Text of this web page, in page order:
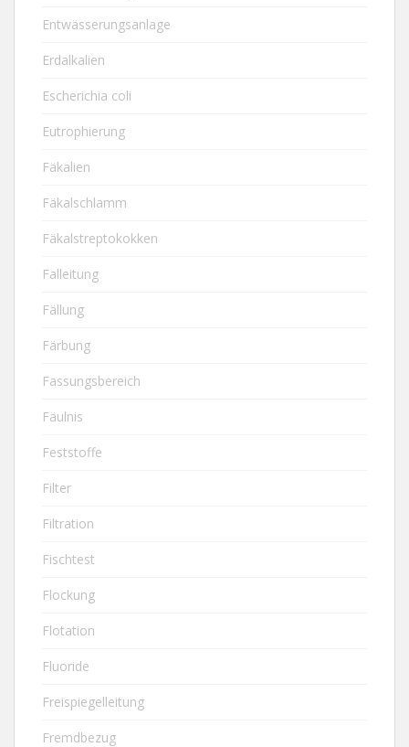
Entwässerungsanlage
Erdalkalien
Escherichia coli
Eutrophierung
Fäkalien
Fäkalschlamm
Fäkalstreptokokken
Falleitung
Fällung
Färbung
Fassungsbereich
Fäulnis
Feststoffe
Filter
Filtration
Fischtest
Flockung
Flotation
Fluoride
Freispiegelleitung
Fremdbezug